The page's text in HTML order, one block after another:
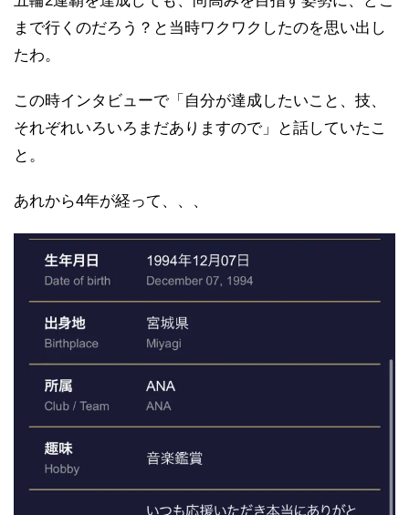
まで行くのだろう？と当時ワクワクしたのを思い出し
たわ。
この時インタビューで「自分が達成したいこと、技、
それぞれいろいろまだありますので」と話していたこ
と。
あれから4年が経って、、、